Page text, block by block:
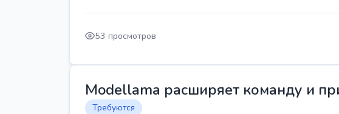
53 просмотров
Modellama расширяет команду и
Требуются